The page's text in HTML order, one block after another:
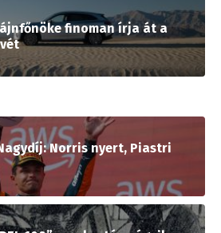
finoman írja át a
Norris nyert, Piastri